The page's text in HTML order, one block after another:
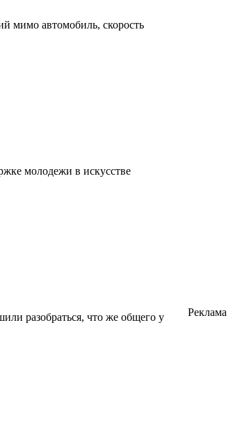
мимо автомобиль, скорость
молодежи в искусстве
разобраться, что же общего у
Реклама